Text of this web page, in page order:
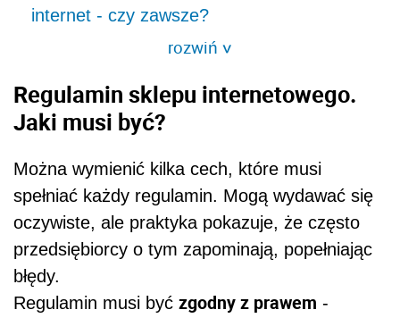
internet - czy zawsze?
rozwiń>
Regulamin sklepu internetowego.
Jaki musi być?
Można wymienić kilka cech, które musi
spełniać każdy regulamin. Mogą wydawać się
oczywiste, ale praktyka pokazuje, że często
przedsiębiorcy o tym zapominają, popełniając
błędy.
Regulamin musi być zgodny z prawem -